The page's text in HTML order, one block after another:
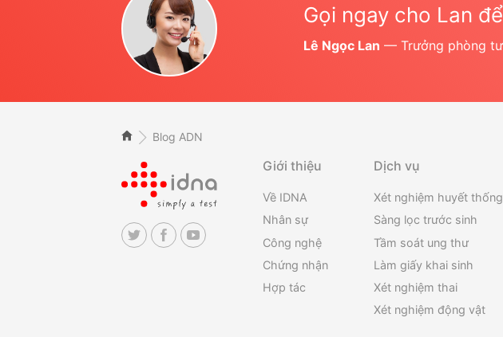
Gọi ngay cho Lan
Lê Ngọc Lan — Trưởng phòng
Blog ADN
Giới thiệu
Về IDNA
Nhân sự
Công nghệ
Chứng nhận
Hợp tác
Dịch vụ
Xét nghiệm huyết thống
Sàng lọc trước sinh
Tầm soát ung thư
Làm giấy khai sinh
Xét nghiệm thai
Xét nghiệm động vật